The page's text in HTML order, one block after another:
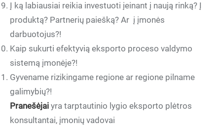
Į ką labiausiai reikia investuoti įeinant į naują rinką? Į
produktą? Partnerių paiešką? Ar į įmonės
darbuotojus?!
Kaip sukurti efektyvią eksporto proceso valdymo
sistemą įmonėje?!
Gyvename rizikingame regione ar regione pilname
galimybių?!
Pranešėjai yra tarptautinio lygio eksporto plėtros
konsultantai, įmonių vadovai